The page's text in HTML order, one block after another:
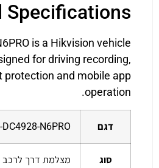
Specifications
is a Hikvision vehicle
for driving recording,
protection and mobile app
operation.
דגם DC4928-N6PRO
סוג
מצלמת דרך לרכב